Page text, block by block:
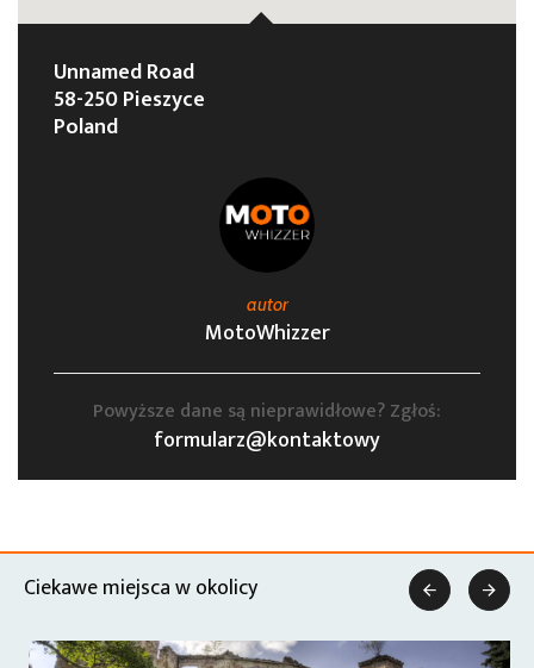
Unnamed Road
58-250 Pieszyce
Poland
autor
MotoWhizzer
Powyższe dane są nieprawidłowe? Zgłoś:
formularz@kontaktowy
Ciekawe miejsca w okolicy  